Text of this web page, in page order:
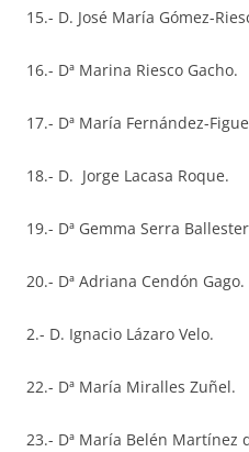
15.- D. José María Gómez-
16.- Dª Marina Riesco Gacho.
17.- Dª María Fernández-
18.- D. Jorge Lacasa Roque.
19.- Dª Gemma Serra
20.- Dª Adriana Cendón Gago.
2.- D. Ignacio Lázaro Velo.
22.- Dª María Miralles Zuñel.
23.- Dª María Belén Martínez